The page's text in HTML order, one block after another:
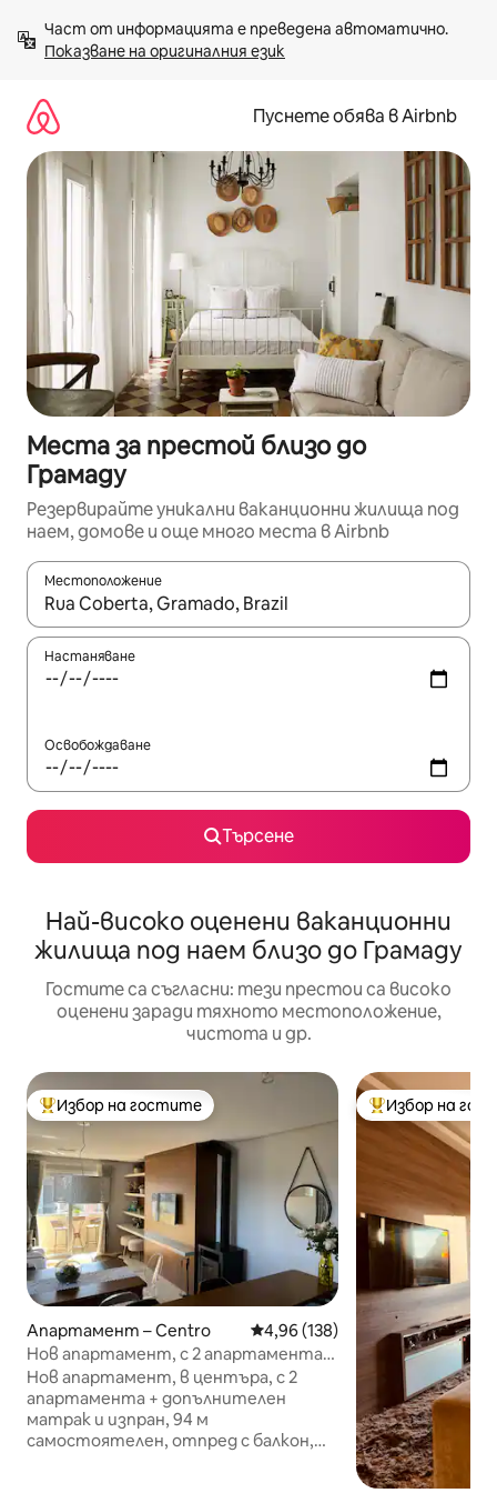
към
съдържанието
Показване на оригиналния език
Пуснете обява в Airbnb
Места за престой близо до
Грамаду
Резервирайте уникални ваканционни жилища под
наем, домове и още много места в Airbnb
Местоположение
Когато резултатите се покажат, използвайте
Настаняване
Освобождаване
Търсене
Най-високо оценени ваканционни
жилища под наем близо до Грамаду
Гостите са съгласни: тези престои са високо
оценени заради тяхното местоположение,
чистота и др.
Най-популярен избор на гостите
Избор на гостите
Апартамент – Centro Средна оценка: 4,96 от 5,
4,96 (138)
Нов апартамент, с 2 апартамента,
с изглед напред, 180 м покрита улица!
Нов апартамент, в центъра, с 2
апартамента + допълнителен
матрак и изпран, 94 м
самостоятелен, отпред с балкон,
Най-популярен
Избор на